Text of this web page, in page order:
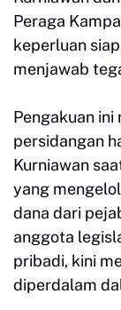
Peraga
keperluan
menjawab
Pengakuan
persidangan
Kurniawan
yang
dana dari
anggota
pribadi, kini
diperdalam